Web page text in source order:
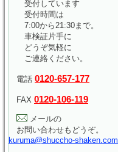
受付しています
受付時間は
7:00から21:30まで。
車検証片手に
どうぞ気軽に
ご連絡ください。
電話 0120-657-177
FAX 0120-106-119
メールの
お問い合わせもどうぞ。
kuruma@shuccho-shaken.com